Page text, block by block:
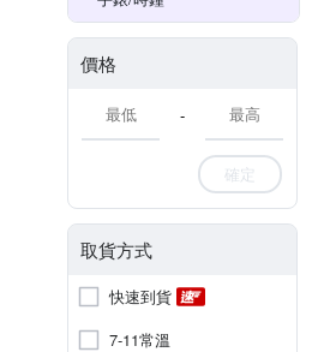
價格
-
確定
取貨方式
快速到貨
7-11常溫